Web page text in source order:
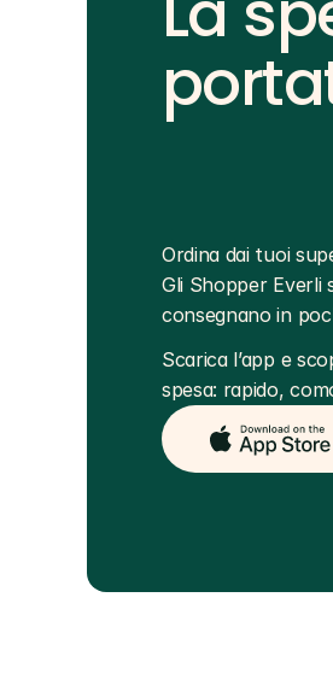
Ordina dai tuoi
Gli Shopper Everli
consegnano in
Scarica l’app e
spesa: rapido,